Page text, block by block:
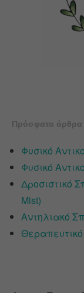
Πρόσφατα άρθρα
Φυσικό
Φυσικό
Δροσιστικό
Mist)
Αντηλιακό